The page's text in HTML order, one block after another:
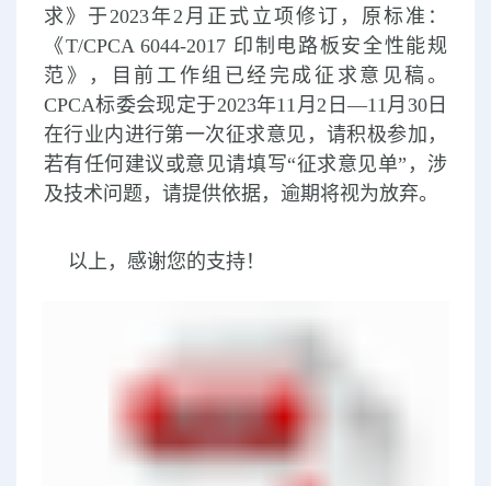
求》于2023年2月正式立项修订，原标准：
《T/CPCA 6044-2017 印制电路板安全性能规
范》，目前工作组已经完成征求意见稿。
CPCA标委会现定于2023年11月2日—11月30日
在行业内进行第一次征求意见，请积极参加，
若有任何建议或意见请填写“征求意见单”，涉
及技术问题，请提供依据，逾期将视为放弃。
以上，感谢您的支持！